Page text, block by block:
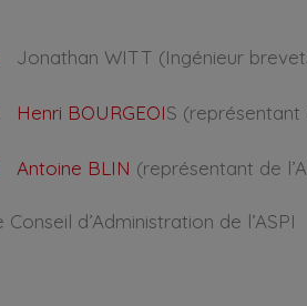
Jonathan WITT (Ingénieur
Henri BOURGEOIS (représentant
Antoine BLIN (représentant de
Conseil d’Administration de l’ASPI